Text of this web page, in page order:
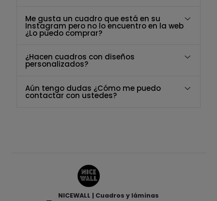
Me gusta un cuadro que está en su
Instagram pero no lo encuentro en la web
¿Lo puedo comprar?
¿Hacen cuadros con diseños
personalizados?
Aún tengo dudas ¿Cómo me puedo
contactar con ustedes?
NICEWALL | Cuadros y láminas